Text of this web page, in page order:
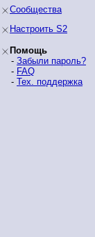
Сообщества
Настроить S2
Помощь
- Забыли пароль?
- FAQ
- Тех. поддержка